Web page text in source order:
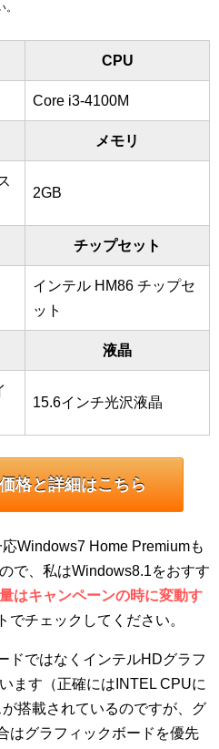
CPU
Core i3-4100M
メモリ
2GB
チップセット
インテル HM86 チップセ
ット
液晶
15.6インチ光沢液晶
格と詳細はこちら
Windows7 Home Premiumも
で、私はWindows8.1をおすす
はキャンペーンの時に変動す
チェックしてください。
ドではなくインテルHDグラフ
ます（正確にはINTEL CPUに
搭載されているのですが、グ
はグラフィックボードを優先